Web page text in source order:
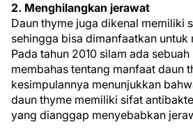
2. Menghilangkan jerawat
Daun thyme juga dikenal memiliki
sehingga bisa dimanfaatkan untuk
Pada tahun 2010 silam ada
membahas tentang manfaat daun
kesimpulannya menunjukkan
daun thyme memiliki sifat
yang dianggap menyebabkan